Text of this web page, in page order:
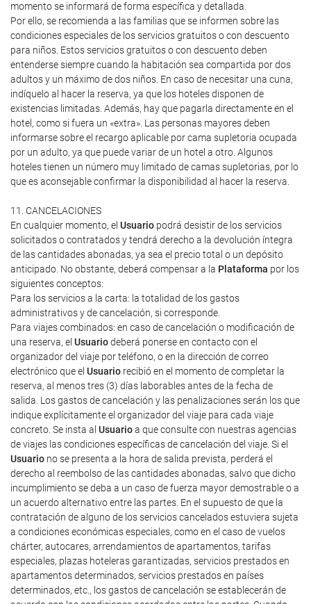
momento se informará de forma específica y detallada.
Por ello, se recomienda a las familias que se informen sobre las
condiciones especiales de los servicios gratuitos o con descuento
para niños. Estos servicios gratuitos o con descuento deben
entenderse siempre cuando la habitación sea compartida por dos
adultos y un máximo de dos niños. En caso de necesitar una cuna,
indíquelo al hacer la reserva, ya que los hoteles disponen de
existencias limitadas. Además, hay que pagarla directamente en el
hotel, como si fuera un «extra». Las personas mayores deben
informarse sobre el recargo aplicable por cama supletoria ocupada
por un adulto, ya que puede variar de un hotel a otro. Algunos
hoteles tienen un número muy limitado de camas supletorias, por lo
que es aconsejable confirmar la disponibilidad al hacer la reserva.
11. CANCELACIONES
En cualquier momento, el Usuario podrá desistir de los servicios
solicitados o contratados y tendrá derecho a la devolución íntegra
de las cantidades abonadas, ya sea el precio total o un depósito
anticipado. No obstante, deberá compensar a la Plataforma por los
siguientes conceptos:
Para los servicios a la carta: la totalidad de los gastos
administrativos y de cancelación, si corresponde.
Para viajes combinados: en caso de cancelación o modificación de
una reserva, el Usuariodeberá ponerse en contacto con el
organizador del viaje por teléfono, o en la dirección de correo
electrónico que el Usuario recibió en el momento de completar la
reserva, al menos tres (3) días laborables antes de la fecha de
salida. Los gastos de cancelación y las penalizaciones serán los que
indique explícitamente el organizador del viaje para cada viaje
concreto. Se insta al Usuarioa que consulte con nuestras agencias
de viajes las condiciones específicas de cancelación del viaje. Si el
Usuario no se presenta a la hora de salida prevista, perderá el
derecho al reembolso de las cantidades abonadas, salvo que dicho
incumplimiento se deba a un caso de fuerza mayor demostrable o a
un acuerdo alternativo entre las partes. En el supuesto de que la
contratación de alguno de los servicios cancelados estuviera sujeta
a condiciones económicas especiales, como en el caso de vuelos
chárter, autocares, arrendamientos de apartamentos, tarifas
especiales, plazas hoteleras garantizadas, servicios prestados en
apartamentos determinados, servicios prestados en países
determinados, etc., los gastos de cancelación se establecerán de